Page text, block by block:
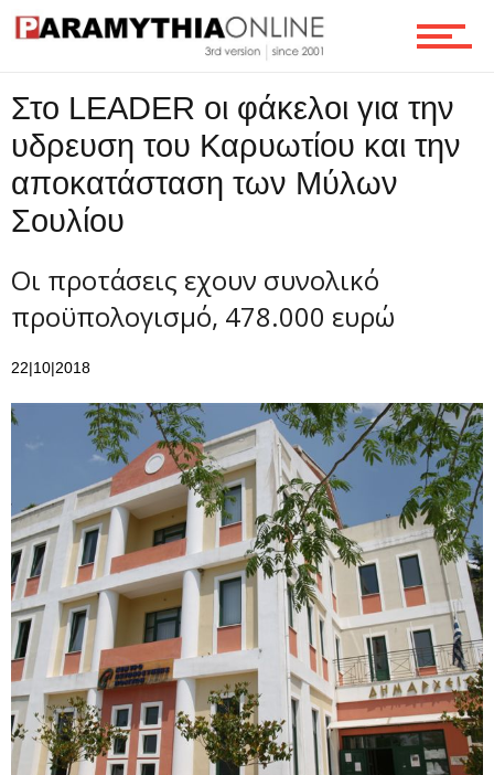
Τεχνολογία
Ροή
Επικοινωνία
Στο LEADER οι φάκελοι για την
υδρευση του Καρυωτίου και την
αποκατάσταση των Μύλων
Σουλίου
Οι προτάσεις εχουν συνολικό
προϋπολογισμό, 478.000 ευρώ
22|10|2018